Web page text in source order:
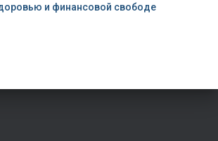
и финансовой свободе